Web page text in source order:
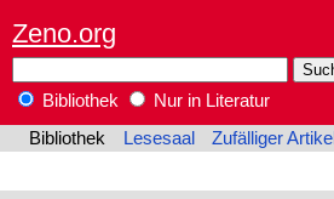
Zeno.org
Bibliothek
Nur in Literatur
Bibliothek
Lesesaal Zufälliger Artikel